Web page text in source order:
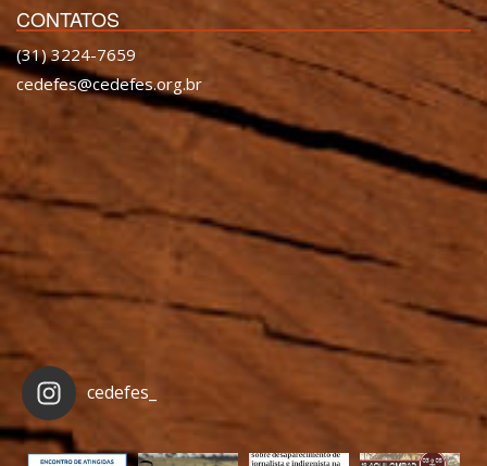
CONTATOS
(31) 3224-7659
cedefes@cedefes.org.br
cedefes_